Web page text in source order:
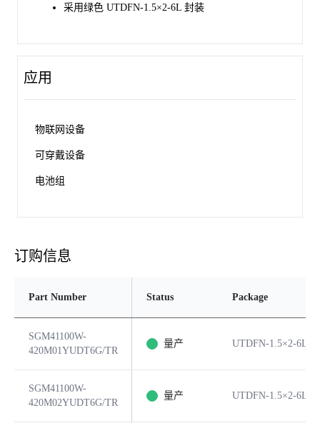
采用绿色 UTDFN-1.5×2-6L 封装
应用
物联网设备
可穿戴设备
电池组
订购信息
Part Number Status Package
SGM41100W-
420M01YUDT6G/TR
量产 UTDFN-1.5×2-6L
SGM41100W-
420M02YUDT6G/TR
量产 UTDFN-1.5×2-6L